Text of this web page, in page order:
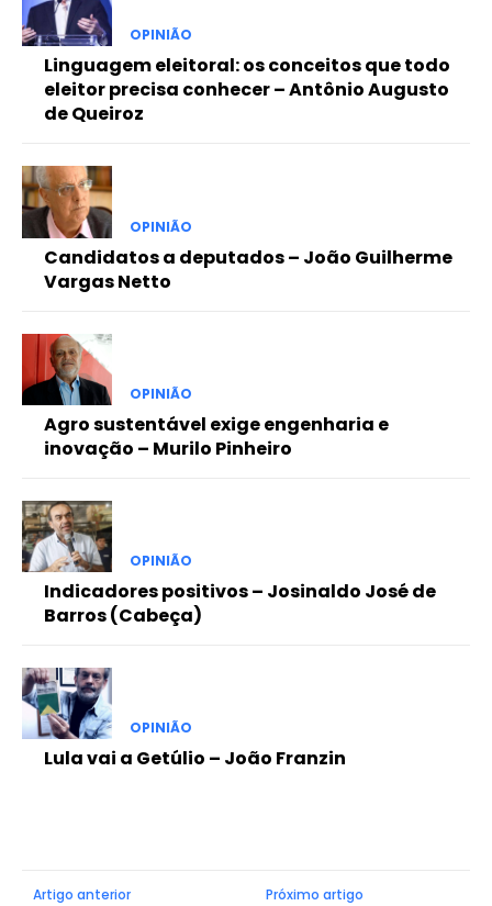
OPINIÃO
Linguagem eleitoral: os conceitos que todo
eleitor precisa conhecer – Antônio Augusto
de Queiroz
OPINIÃO
Candidatos a deputados – João Guilherme
Vargas Netto
OPINIÃO
Agro sustentável exige engenharia e
inovação – Murilo Pinheiro
OPINIÃO
Indicadores positivos – Josinaldo José de
Barros (Cabeça)
OPINIÃO
Lula vai a Getúlio – João Franzin
Artigo anterior Próximo artigo